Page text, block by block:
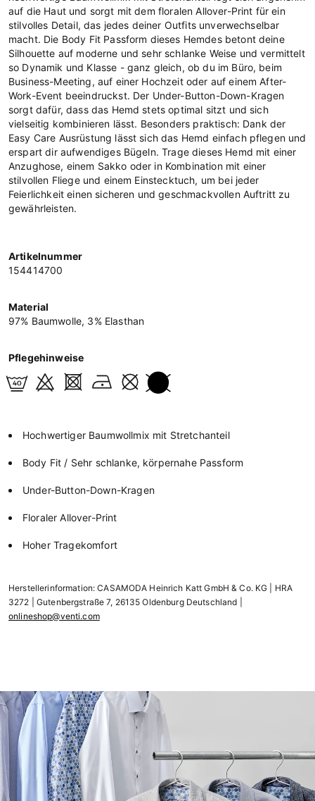
auf die Haut und sorgt mit dem floralen Allover-Print für ein
stilvolles Detail, das jedes deiner Outfits unverwechselbar
macht. Die Body Fit Passform dieses Hemdes betont deine
Silhouette auf moderne und sehr schlanke Weise und vermittelt
so Dynamik und Klasse - ganz gleich, ob du im Büro, beim
Business-Meeting, auf einer Hochzeit oder auf einem After-
Work-Event beeindruckst. Der Under-Button-Down-Kragen
sorgt dafür, dass das Hemd stets optimal sitzt und sich
vielseitig kombinieren lässt. Besonders praktisch: Dank der
Easy Care Ausrüstung lässt sich das Hemd einfach pflegen und
erspart dir aufwendiges Bügeln. Trage dieses Hemd mit einer
Anzughose, einem Sakko oder in Kombination mit einer
stilvollen Fliege und einem Einstecktuch, um bei jeder
Feierlichkeit einen sicheren und geschmackvollen Auftritt zu
gewährleisten.
Artikelnummer
154414700
Material
97% Baumwolle, 3% Elasthan
Pflegehinweise
Hochwertiger Baumwollmix mit Stretchanteil
Body Fit / Sehr schlanke, körpernahe Passform
Under-Button-Down-Kragen
Floraler Allover-Print
Hoher Tragekomfort
Herstellerinformation: CASAMODA Heinrich Katt GmbH & Co. KG | HRA
3272 | Gutenbergstraße 7, 26135 Oldenburg Deutschland |
onlineshop@venti.com